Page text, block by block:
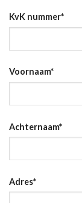
KvK nummer*
Voornaam*
Achternaam*
Adres*